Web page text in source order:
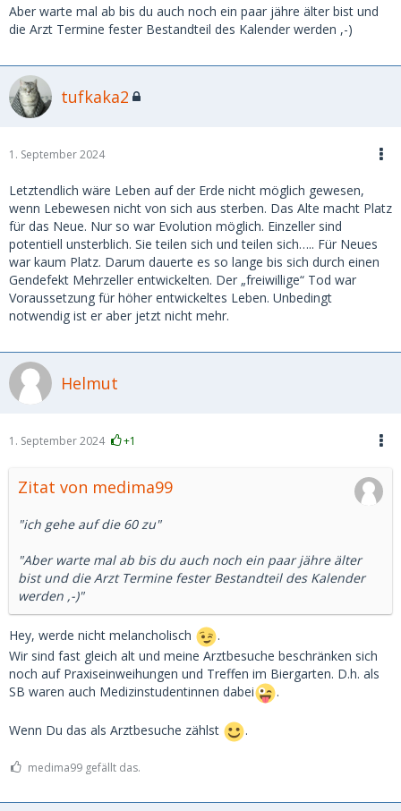
Aber warte mal ab bis du auch noch ein paar jähre älter bist und
die Arzt Termine fester Bestandteil des Kalender werden ,-)
tufkaka2
1. September 2024
Letztendlich wäre Leben auf der Erde nicht möglich gewesen,
wenn Lebewesen nicht von sich aus sterben. Das Alte macht Platz
für das Neue. Nur so war Evolution möglich. Einzeller sind
potentiell unsterblich. Sie teilen sich und teilen sich….. Für Neues
war kaum Platz. Darum dauerte es so lange bis sich durch einen
Gendefekt Mehrzeller entwickelten. Der „freiwillige“ Tod war
Voraussetzung für höher entwickeltes Leben. Unbedingt
notwendig ist er aber jetzt nicht mehr.
Helmut
1. September 2024 +1
Zitat von medima99
"ich gehe auf die 60 zu"
"Aber warte mal ab bis du auch noch ein paar jähre älter
bist und die Arzt Termine fester Bestandteil des Kalender
werden ,-)"
Hey, werde nicht melancholisch
.
Wir sind fast gleich alt und meine Arztbesuche beschränken sich
noch auf Praxiseinweihungen und Treffen im Biergarten. D.h. als
SB waren auch Medizinstudentinnen dabei
.
Wenn Du das als Arztbesuche zählst .
medima99 gefällt das.